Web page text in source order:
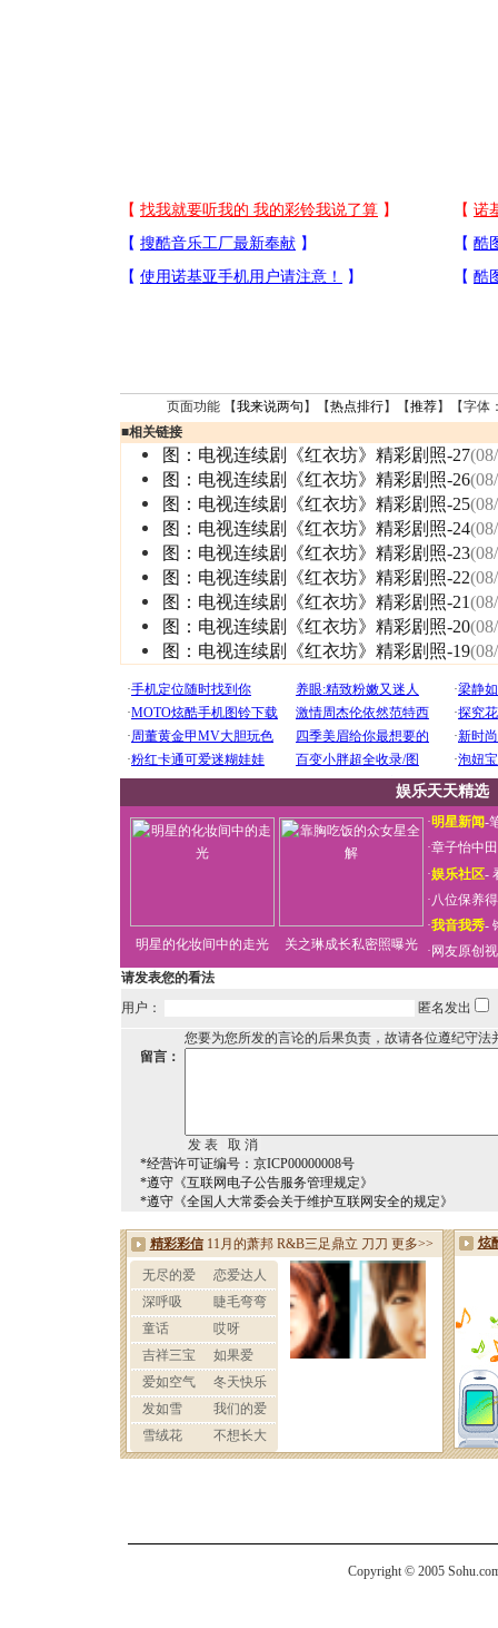
页面功能 【我来说两句 】【热点排行】【推荐】【字体
■相关链接
图：电视连续剧《红衣坊》精彩剧照-27
图：电视连续剧《红衣坊》精彩剧照-26
图：电视连续剧《红衣坊》精彩剧照-25
图：电视连续剧《红衣坊》精彩剧照-24
图：电视连续剧《红衣坊》精彩剧照-23
图：电视连续剧《红衣坊》精彩剧照-22
图：电视连续剧《红衣坊》精彩剧照-21
图：电视连续剧《红衣坊》精彩剧照-20
图：电视连续剧《红衣坊》精彩剧照-19
娱乐天天精选
明星的化妆间中的走光 关之琳成长私密照曝光
·明星新闻-
·章子怡中
·娱乐社区-
·八位保养
·我音我秀-
· 网友原创
请发表您的看法
用户：
匿名发出
您要为您所发的言论的后果负责，故请各位遵纪守法
留言：
*经营许可证编号：京ICP00000008号
*遵守《互联网电子公告服务管理规定》
*遵守《全国人大常委会关于维护互联网安全的规定》
Copyright © 2005